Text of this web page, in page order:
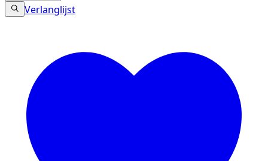
Verlanglijst